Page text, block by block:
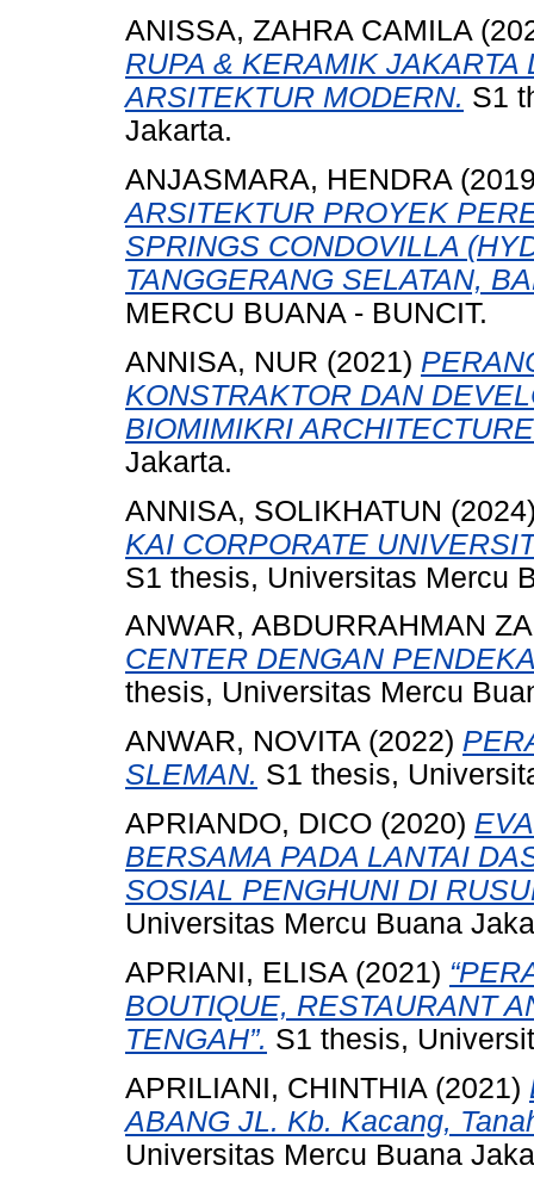
ANISSA, ZAHRA CAMILA
RUPA & KERAMIK JAKARTA
ARSITEKTUR MODERN. S1
Jakarta.
ANJASMARA, HENDRA
ARSITEKTUR PROYEK
SPRINGS CONDOVILLA
TANGGERANG SELATAN,
MERCU BUANA - BUNCIT.
ANNISA, NUR (2021)
KONSTRAKTOR DAN
BIOMIMIKRI
Jakarta.
ANNISA, SOLIKHATUN
KAI CORPORATE
S1 thesis, Universitas Mercu
ANWAR, ABDURRAHMAN
CENTER DENGAN
thesis, Universitas Mercu
ANWAR, NOVITA (2022)
SLEMAN. S1 thesis,
APRIANDO, DICO (2020)
BERSAMA PADA LANTAI
SOSIAL PENGHUNI DI
Universitas Mercu Buana
APRIANI, ELISA (2021)
BOUTIQUE, RESTAURANT
TENGAH”. S1 thesis,
APRILIANI, CHINTHIA (2021)
ABANG JL. Kb. Kacang,
Universitas Mercu Buana